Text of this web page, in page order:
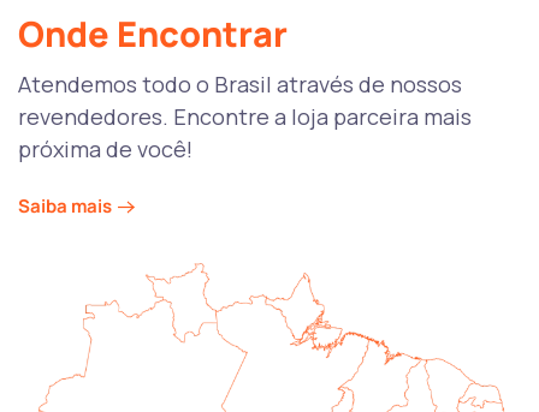
Onde Encontrar
Atendemos todo o Brasil através de nossos
revendedores. Encontre a loja parceira mais
próxima de você!
Saiba mais